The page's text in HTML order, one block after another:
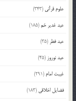
علوم قرآنی (343)
عید غدیر خم(185)
عید فطر (35)
عید نوروز (45)
غیبت امام (291)
فضایل اخلاقی (183)